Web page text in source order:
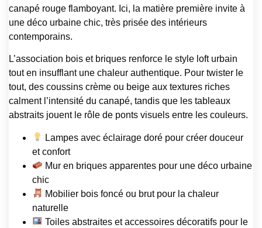
canapé rouge flamboyant. Ici, la matière première invite à
une déco urbaine chic, très prisée des intérieurs
contemporains.
L’association bois et briques renforce le style loft urbain
tout en insufflant une chaleur authentique. Pour twister le
tout, des coussins crème ou beige aux textures riches
calment l’intensité du canapé, tandis que les tableaux
abstraits jouent le rôle de ponts visuels entre les couleurs.
Lampes avec éclairage doré pour créer douceur
et confort
Mur en briques apparentes pour une déco urbaine
chic
Mobilier bois foncé ou brut pour la chaleur
naturelle
Toiles abstraites et accessoires décoratifs pour le